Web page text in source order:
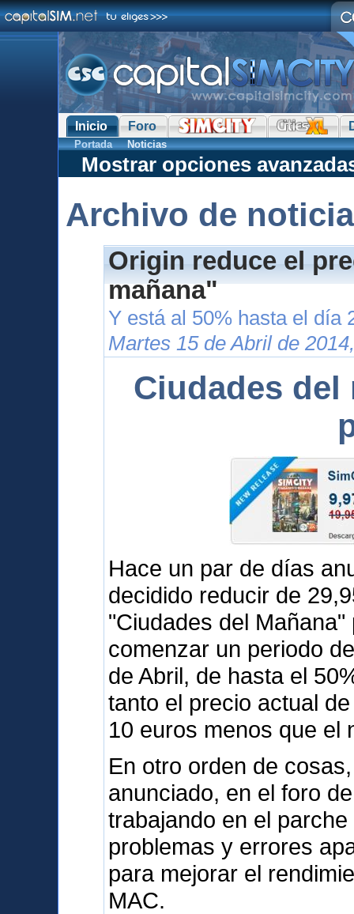
Inicio Foro
Portada Noticias
Mostrar opciones
Archivo de
Origin reduce el
mañana"
Y está al 50% hasta el día
Martes 15 de Abril de
Ciudades del
Hace un par de días
decidido reducir de
"Ciudades del
comenzar un periodo
de Abril, de hasta el
tanto el precio actual
10 euros menos que el
En otro orden de
anunciado, en el foro
trabajando en el
problemas y errores
para mejorar el
MAC.